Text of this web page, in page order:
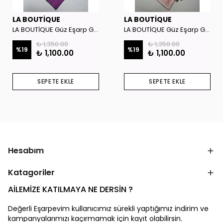
LA BOUTİQUE
LA BOUTİQUE Güz Eşarp GYSE262908
%19
₺ 1,350.00
₺ 1,100.00
SEPETE EKLE
LA BOUTİQUE
LA BOUTİQUE Güz Eşarp GYSE130804
%19
₺ 1,350.00
₺ 1,100.00
SEPETE EKLE
Hesabım
Katagoriler
AİLEMİZE KATILMAYA NE DERSİN ?
Değerli Eşarpevim kullanıcımız sürekli yaptığımız indirim ve
kampanyalarımızı kaçırmamak için kayıt olabilirsin.